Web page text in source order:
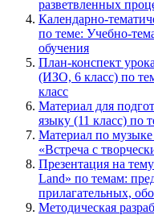
разветвленных
Календарно-
по теме: Учебно-
обучения
План-конспект
(ИЗО, 6 класс) по
класс
Материал для
языку (11 класс) по
Материал по
«Встреча с
Презентация на
Land» по темам:
прилагательных,
Методическая